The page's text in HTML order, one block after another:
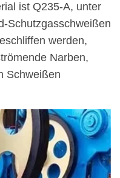
ist Q235-A, unter
Schutzgasschweißen
werden,
Narben,
Schweißen